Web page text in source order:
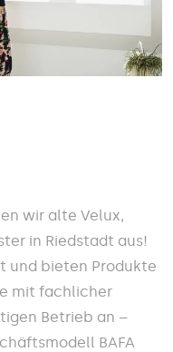
wir alte Velux,
in Riedstadt aus!
und bieten Produkte
mit fachlicher
Betrieb an –
BAFA